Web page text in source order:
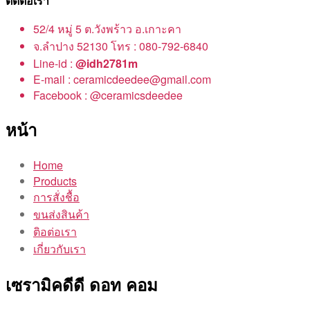
52/4 หมู่ 5 ต.วังพร้าว อ.เกาะคา
จ.ลำปาง 52130 โทร : 080-792-6840
Line-id : @idh2781m
E-mail : ceramicdeedee@gmail.com
Facebook : @ceramicsdeedee
หน้า
Home
Products
การสั่งชื้อ
ขนส่งสินค้า
ติอต่อเรา
เกี่ยวกับเรา
เซรามิคดีดี ดอท คอม